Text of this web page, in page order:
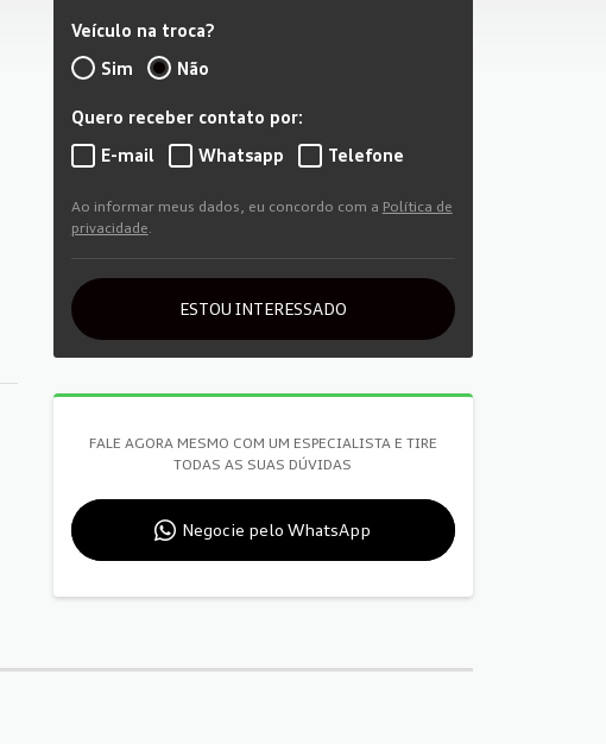
Veículo na troca?
Sim
Não
Quero receber contato por:
E-mail
Whatsapp Telefone
Ao informar meus dados, eu concordo com a Política de
privacidade.
ESTOU INTERESSADO
FALE AGORA MESMO COM UM ESPECIALISTA E TIRE
TODAS AS SUAS DÚVIDAS
Negocie pelo WhatsApp